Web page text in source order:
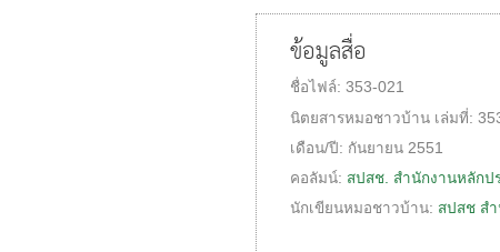
ข้อมูลสื่อ
ชื่อไฟล์: 353-021
นิตยสารหมอชาวบ้าน เล่มที่:
เดือน/ปี: กันยายน 2551
คอลัมน์: สปสช. สำนักงานหลักป
นักเขียนหมอชาวบ้าน: สปสช ส